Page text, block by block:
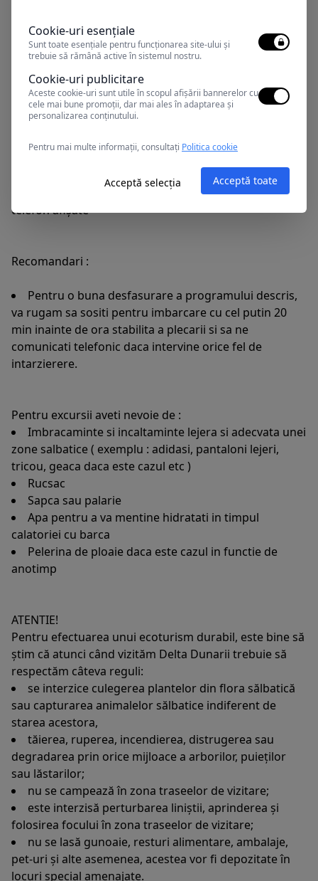
Daca apele sunt scăzute si nu permit intrarea
ambarcațiunilor pe anumite canale sau lacuri, traseele
pot suferi mici modificări.
Pentru a evita orice fel de situație neplăcuta, daca
este cazul de alte mențiuni speciale, va rugam sa ni le
comunicați încă de la rezervare
Pentru alte sejururi si excursii personalizate, va
REZERVA ACUM, trimițând un email
deltraveltourism@gmail.com
sau la numerele de
telefon afișate
Recomandari :
Pentru o buna desfasurare a programului descris,
va rugam sa sositi pentru imbarcare cu cel putin 20
min inainte de ora stabilita a plecarii si sa ne
comunicati telefonic daca intervine orice fel de
intarzierere.
Pentru excursii aveti nevoie de :
Imbracaminte si incaltaminte lejera si adecvata unei
zone salbatice ( exemplu : adidasi, pantaloni lejeri,
tricou, geaca daca este cazul etc )
Rucsac
Sapca sau palarie
Apa pentru a va mentine hidratati in timpul
calatoriei cu barca
Pelerina de ploaie daca este cazul in functie de
anotimp
ATENTIE!
Pentru efectuarea unui ecoturism durabil, este bine să
știm că atunci când vizităm Delta Dunarii trebuie să
respectăm câteva reguli:
se interzice culegerea plantelor din flora sălbatică
sau capturarea animalelor sălbatice indiferent de
starea acestora,
tăierea, ruperea, incendierea, distrugerea sau
degradarea prin orice mijloace a arborilor, puieților
sau lăstarilor;
nu se campează în zona traseelor de vizitare;
este interzisă perturbarea liniștii, aprinderea și
folosirea focului în zona traseelor de vizitare;
nu se lasă gunoaie, resturi alimentare, ambalaje,
pet-uri și alte asemenea, acestea vor fi depozitate în
locuri special amenajate.
Cookie-uri esențiale
Sunt toate esențiale pentru funcționarea site-ului și
trebuie să rămână active în sistemul nostru.
Cookie-uri publicitare
Aceste cookie-uri sunt utile în scopul afișării bannerelor cu
cele mai bune promoții, dar mai ales în adaptarea și
personalizarea conținutului.
Pentru mai multe informații, consultați Politica cookie
Acceptă selecția Acceptă toate